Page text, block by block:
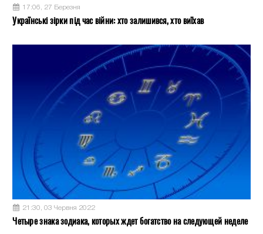
17:06, 27 Березня
Українські зірки під час війни: хто залишився, хто виїхав
21:30, 03 Червня 2022
Четыре знака зодиака, которых ждет богатство на следующей неделе